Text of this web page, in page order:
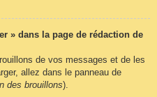
» dans la page de rédaction de
de vos messages et de les
allez dans le panneau de
des brouillons).